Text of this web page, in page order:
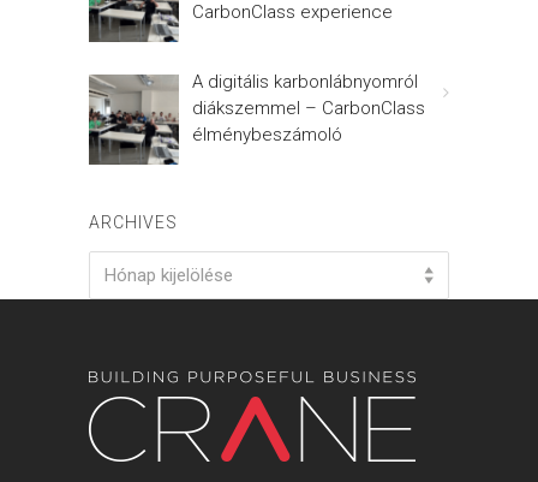
CarbonClass experience
A digitális karbonlábnyomról
diákszemmel – CarbonClass
élménybeszámoló
ARCHIVES
Hónap kijelölése